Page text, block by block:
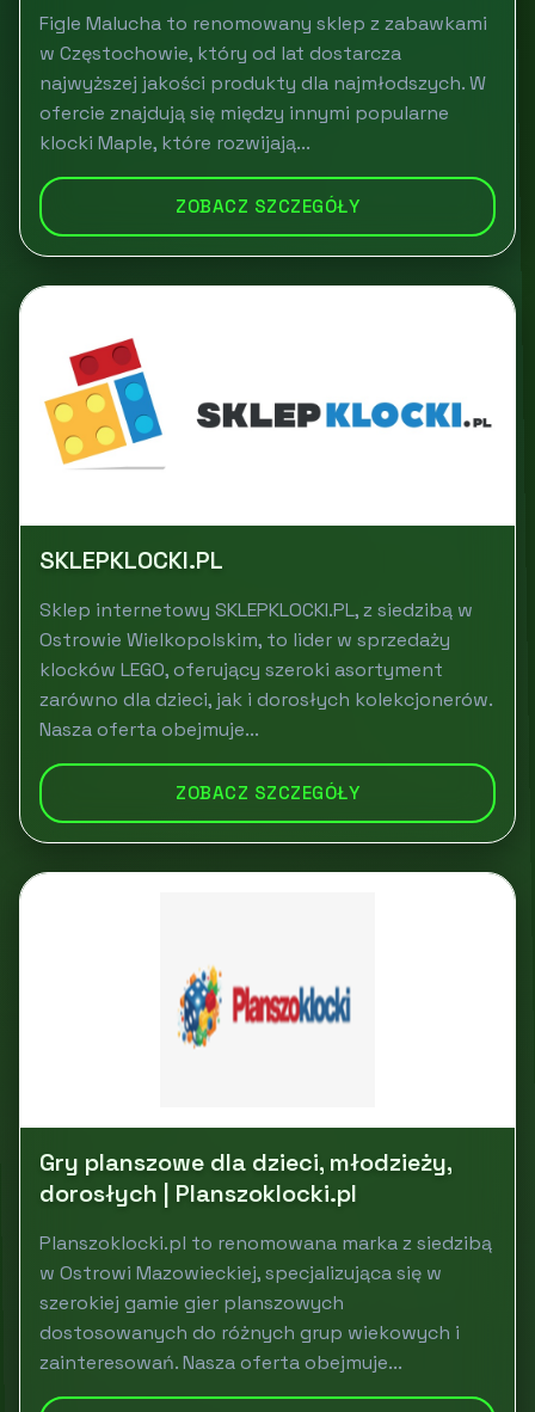
Figle Malucha to renomowany sklep z zabawkami
w Częstochowie, który od lat dostarcza
najwyższej jakości produkty dla najmłodszych. W
ofercie znajdują się między innymi popularne
klocki Maple, które rozwijają...
ZOBACZ SZCZEGÓŁY
SKLEPKLOCKI.PL
Sklep internetowy SKLEPKLOCKI.PL, z siedzibą w
Ostrowie Wielkopolskim, to lider w sprzedaży
klocków LEGO, oferujący szeroki asortyment
zarówno dla dzieci, jak i dorosłych kolekcjonerów.
Nasza oferta obejmuje...
ZOBACZ SZCZEGÓŁY
Gry planszowe dla dzieci, młodzieży,
dorosłych | Planszoklocki.pl
Planszoklocki.pl to renomowana marka z siedzibą
w Ostrowi Mazowieckiej, specjalizująca się w
szerokiej gamie gier planszowych
dostosowanych do różnych grup wiekowych i
zainteresowań. Nasza oferta obejmuje...